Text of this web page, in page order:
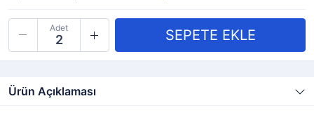
Adet
Ürün Açıklaması